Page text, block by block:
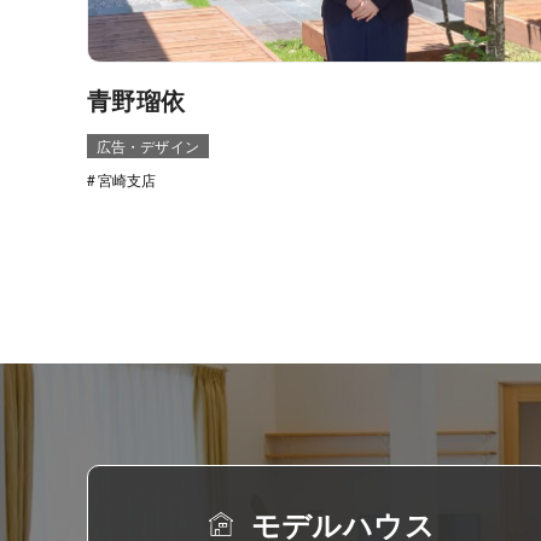
青野瑠依
広告・デザイン
宮崎支店
モデルハウス